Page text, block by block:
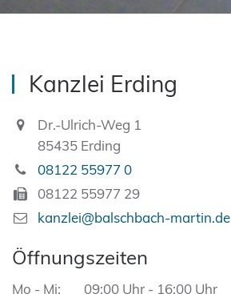
Kanzlei Erding
Dr.-Ulrich-Weg 1
85435 Erding
08122 55977 0
08122 55977 29
kanzlei@balschbach-martin.de
Öffnungszeiten
Mo - Mi:
09:00 Uhr - 16:00 Uhr